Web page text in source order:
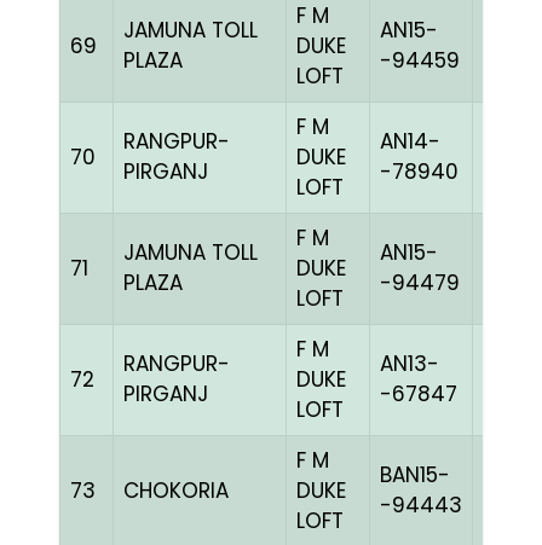
69
JAMUNA TOLL
PLAZA
F M
DUKE
LOFT
AN15-
-94459
70
RANGPUR-
PIRGANJ
F M
DUKE
LOFT
AN14-
-78940
71
JAMUNA TOLL
PLAZA
F M
DUKE
LOFT
AN15-
-94479
72
RANGPUR-
PIRGANJ
F M
DUKE
LOFT
AN13-
-67847
73 CHOKORIA
F M
DUKE
LOFT
BAN15-
-94443